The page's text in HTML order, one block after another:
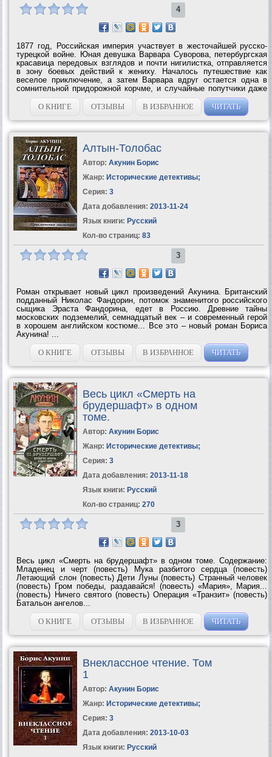
4
1877 год, Российская империя участвует в жесточайшей русско-
турецкой войне. Юная девушка Варвара Суворова, петербургская
красавица передовых взглядов и почти нигилистка, отправляется
в зону боевых действий к жениху. Началось путешествие как
веселое приключение, а затем Варвара вдруг остается одна в
сомнительной придорожной корчме, и случайные попутчики даже
играют на нее в карты… О приключениях Варвары Суворовой на
Балканах,...
О КНИГЕ ОТЗЫВЫ В ИЗБРАННОЕ ЧИТАТЬ
Алтын-Толобас
Автор: Акунин Борис
Жанр: Исторические детективы;
Серия: 3
Дата добавления: 2013-11-24
Язык книги: Русский
Кол-во страниц: 83
3
Роман открывает новый цикл произведений Акунина. Британский
подданный Николас Фандорин, потомок знаменитого российского
сыщика Эраста Фандорина, едет в Россию. Древние тайны
московских подземелий, семнадцатый век – и современный герой
в хорошем английском костюме... Все это – новый роман Бориса
Акунина! ...
О КНИГЕ
ОТЗЫВЫ В ИЗБРАННОЕ ЧИТАТЬ
Весь цикл «Смерть на
брудершафт» в одном
томе.
Автор: Акунин Борис
Жанр: Исторические детективы;
Серия: 3
Дата добавления: 2013-11-18
Язык книги: Русский
Кол-во страниц: 270
3
Весь цикл «Смерть на брудершафт» в одном томе. Содержание:
Младенец и черт (повесть) Мука разбитого сердца (повесть)
Летающий слон (повесть) Дети Луны (повесть) Странный человек
(повесть) Гром победы, раздавайся! (повесть) «Мария», Мария...
(повесть) Ничего святого (повесть) Операция «Транзит» (повесть)
Батальон ангелов...
О КНИГЕ
ОТЗЫВЫ В ИЗБРАННОЕ ЧИТАТЬ
Внеклассное чтение. Том
1
Автор: Акунин Борис
Жанр: Исторические детективы;
Серия: 3
Дата добавления: 2013-10-03
Язык книги: Русский